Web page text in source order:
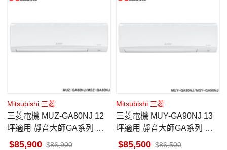
Mitsubishi 三菱
三菱電機 MUZ-GA80NJ 12
坪適用 靜音大師GA系列 冷
暖 空調 MSZ-GA80NJ
85,900 86,900
Mitsubishi 三菱
三菱電機 MUY-GA90NJ 13
坪適用 靜音大師GA系列 冷
專 空調 MSY-GA90NJ
85,500 86,500